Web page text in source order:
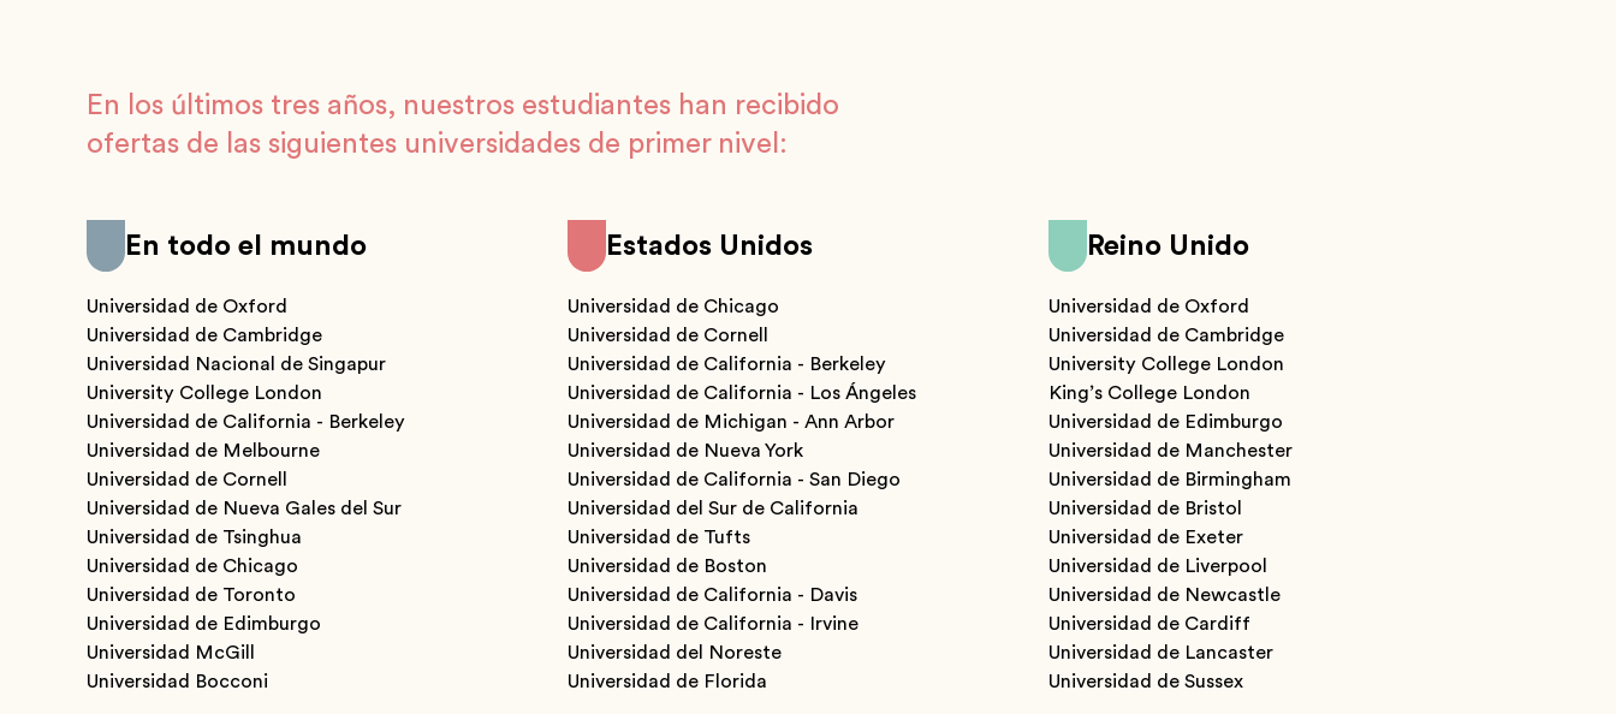
En los últimos tres años, nuestros estudiantes han recibido
ofertas de las siguientes universidades de primer nivel:
En todo el mundo
Universidad de Oxford
Universidad de Cambridge
Universidad Nacional de Singapur
University College London
Universidad de California - Berkeley
Universidad de Melbourne
Universidad de Cornell
Universidad de Nueva Gales del Sur
Universidad de Tsinghua
Universidad de Chicago
Universidad de Toronto
Universidad de Edimburgo
Universidad McGill
Universidad Bocconi
Estados Unidos
Universidad de Chicago
Universidad de Cornell
Universidad de California - Berkeley
Universidad de California - Los Ángeles
Universidad de Michigan - Ann Arbor
Universidad de Nueva York
Universidad de California - San Diego
Universidad del Sur de California
Universidad de Tufts
Universidad de Boston
Universidad de California - Davis
Universidad de California - Irvine
Universidad del Noreste
Universidad de Florida
Reino Unido
Universidad de Oxford
Universidad de Cambridge
University College London
King’s College London
Universidad de Edimburgo
Universidad de Manchester
Universidad de Birmingham
Universidad de Bristol
Universidad de Exeter
Universidad de Liverpool
Universidad de Newcastle
Universidad de Cardiff
Universidad de Lancaster
Universidad de Sussex